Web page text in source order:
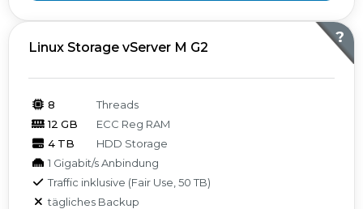
?
Linux Storage vServer M G2
8
Threads
12 GB
ECC Reg RAM
4 TB
HDD Storage
1 Gigabit/s Anbindung
Traffic inklusive (Fair Use, 50 TB)
tägliches Backup